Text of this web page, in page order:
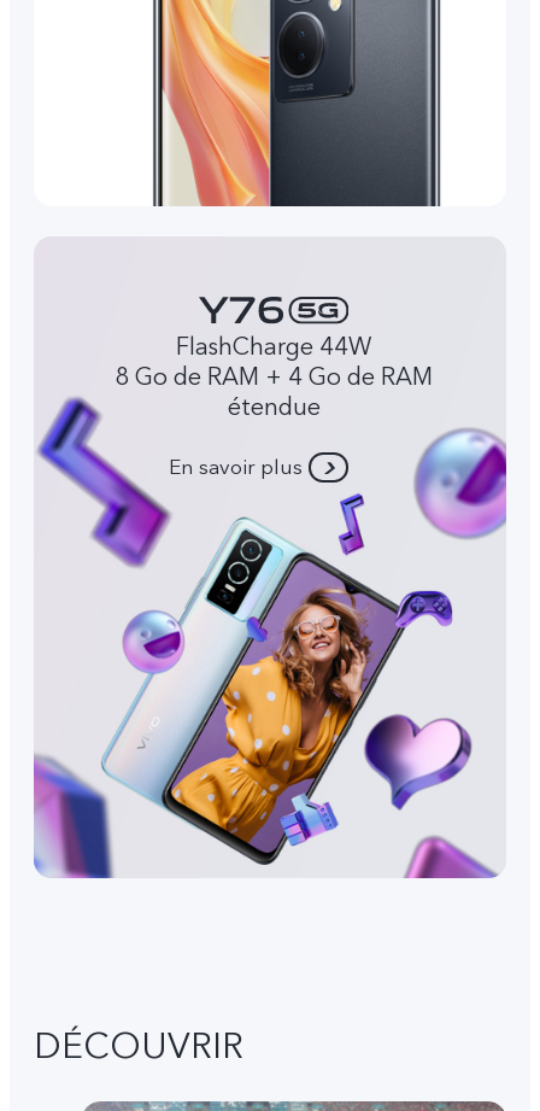
FlashCharge 44W
8 Go de RAM + 4 Go de RAM
étendue
En savoir plus
DÉCOUVRIR